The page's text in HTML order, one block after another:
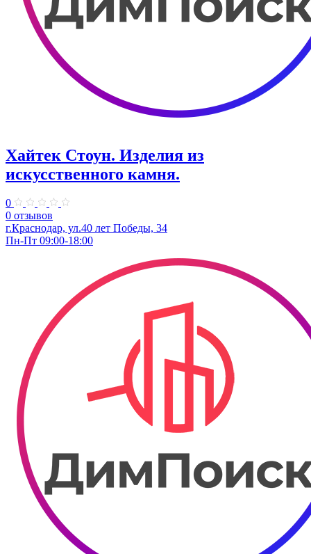
Хайтек Стоун. Изделия из
искусственного камня.
0
0 отзывов
г.Краснодар, ул.40 лет Победы, 34
Пн-Пт 09:00-18:00